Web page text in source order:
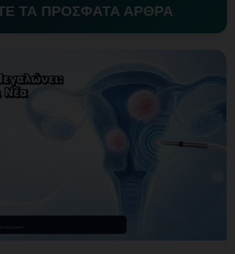
ΤΑ ΠΡΟΣΦΑΤΑ ΑΡΘΡΑ